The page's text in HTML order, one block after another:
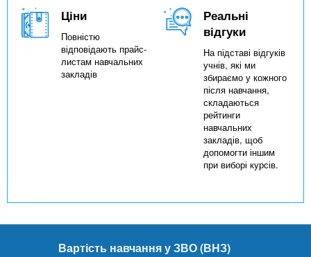
Ціни
Повністю
відповідають прайс-
листам навчальних
закладів
Реальні
відгуки
На підставі відгуків
учнів, які ми
збираємо у кожного
після навчання,
складаються
рейтинги
навчальних
закладів, щоб
допомогти іншим
при виборі курсів.
Вартість навчання у ЗВО (ВНЗ)